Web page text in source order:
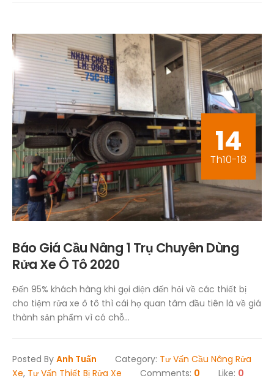
14
Th10-18
Báo Giá Cầu Nâng 1 Trụ Chuyên Dùng
Rửa Xe Ô Tô 2020
Đến 95% khách hàng khi gọi điện đến hỏi về các thiết bị
cho tiệm rửa xe ô tô thì cái họ quan tâm đầu tiên là về giá
thành sản phẩm vì có chỗ...
Posted By Anh Tuấn Category: Tư Vấn Cầu Nâng Rửa
Xe, Tư Vấn Thiết Bị Rửa Xe Comments: 0 Like: 0